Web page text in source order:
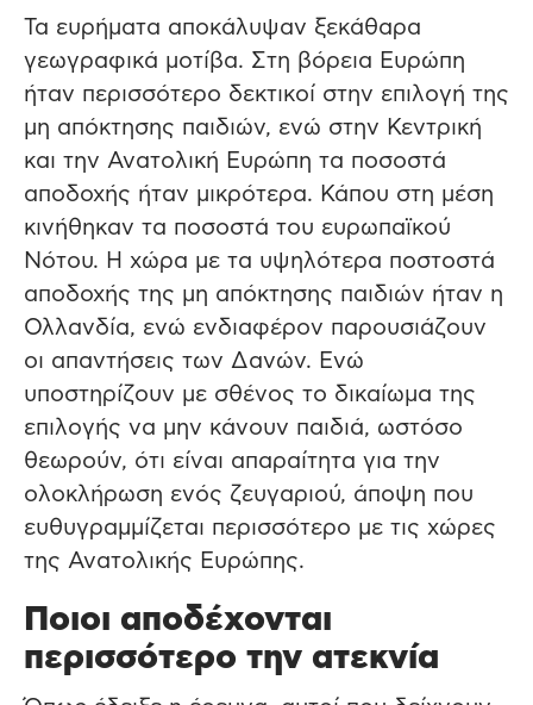
Τα ευρήματα αποκάλυψαν ξεκάθαρα
γεωγραφικά μοτίβα. Στη βόρεια Ευρώπη
ήταν περισσότερο δεκτικοί στην επιλογή της
μη απόκτησης παιδιών, ενώ στην Κεντρική
και την Ανατολική Ευρώπη τα ποσοστά
αποδοχής ήταν μικρότερα. Κάπου στη μέση
κινήθηκαν τα ποσοστά του ευρωπαϊκού
Νότου. Η χώρα με τα υψηλότερα ποστοστά
αποδοχής της μη απόκτησης παιδιών ήταν η
Ολλανδία, ενώ ενδιαφέρον παρουσιάζουν
οι απαντήσεις των Δανών. Ενώ
υποστηρίζουν με σθένος το δικαίωμα της
επιλογής να μην κάνουν παιδιά, ωστόσο
θεωρούν, ότι είναι απαραίτητα για την
ολοκλήρωση ενός ζευγαριού, άποψη που
ευθυγραμμίζεται περισσότερο με τις χώρες
της Ανατολικής Ευρώπης.
Ποιοι αποδέχονται
περισσότερο την ατεκνία